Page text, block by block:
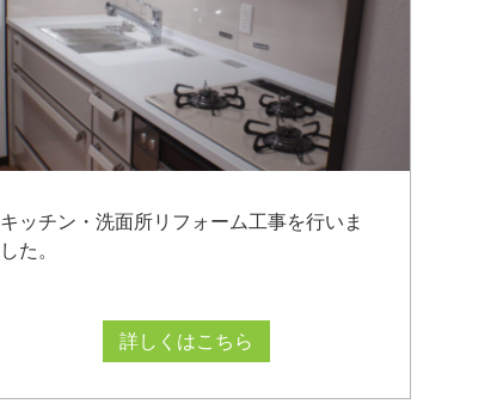
キッチン・洗面所リフォーム工事を行いま
した。
詳しくはこちら